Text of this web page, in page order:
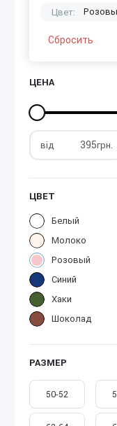
Цвет:
Сбросить
ЦЕНА
від грн.
ЦВЕТ
Белый
Молоко
Розовый
Синий
Хаки
Шоколад
РАЗМЕР
50-52